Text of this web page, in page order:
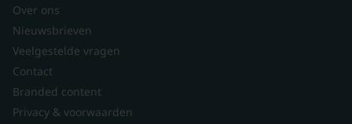
Over ons
Nieuwsbrieven
Veelgestelde vragen
Contact
Branded content
Privacy & voorwaarden